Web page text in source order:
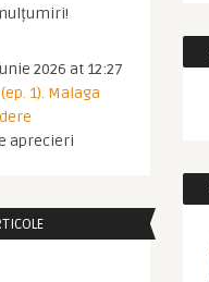
2026 at 12:27
1). Malaga
aprecieri